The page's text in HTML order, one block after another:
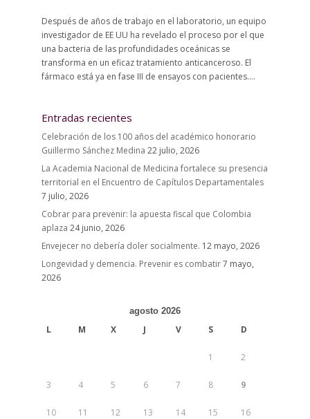
Después de años de trabajo en el laboratorio, un equipo
investigador de EE UU ha revelado el proceso por el que
una bacteria de las profundidades oceánicas se
transforma en un eficaz tratamiento anticanceroso. El
fármaco está ya en fase III de ensayos con pacientes....
Entradas recientes
Celebración de los 100 años del académico honorario
Guillermo Sánchez Medina 22 julio, 2026
La Academia Nacional de Medicina fortalece su presencia
territorial en el Encuentro de Capítulos Departamentales
7 julio, 2026
Cobrar para prevenir: la apuesta fiscal que Colombia
aplaza 24 junio, 2026
Envejecer no debería doler socialmente. 12 mayo, 2026
Longevidad y demencia. Prevenir es combatir7 mayo,
2026
agosto 2026
L M X J V S D
1 2
3 4 5 6 7 8 9
10 11 12 13 14 15 16